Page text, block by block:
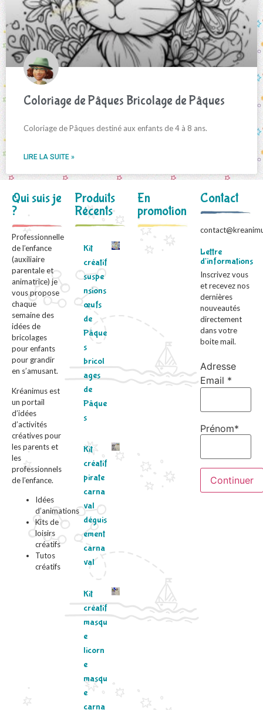
Coloriage de Pâques Bricolage de Pâques
Coloriage de Pâques destiné aux enfants de 4 à 8 ans.
LIRE LA SUITE »
Qui suis je
?
Professionnelle
de l’enfance
(auxiliaire
parentale et
animatrice) je
vous propose
chaque
semaine des
idées de
bricolages
pour enfants
pour grandir
en s’amusant.
Kréanimus est
un portail
d’idées
d’activités
créatives pour
les parents et
les
professionnels
de l’enfance.
Idées
d’animations
Kits de
loisirs
créatifs
Tutos
créatifs
Produits
Récents
Kit
créatif
suspe
nsions
œufs
de
Pâque
s
bricol
ages
de
Pâque
s
Kit
créatif
pirate
carna
val
déguis
ement
carna
val
Kit
créatif
masqu
e
licorn
e
masqu
e
carna
En
promotion
Contact
Lettre
d'informations
Inscrivez vous
et recevez nos
dernières
nouveautés
directement
dans votre
boite mail.
Adresse
Email *
Prénom*